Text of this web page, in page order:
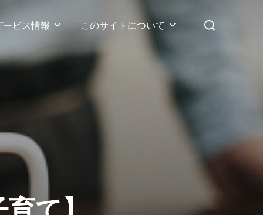
ービス情報 このサイトについて